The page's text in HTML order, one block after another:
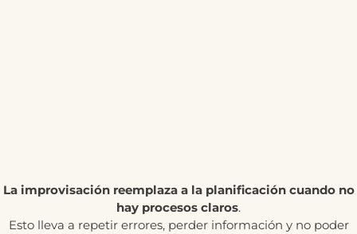
La improvisación reemplaza a la planificación cuando no
hay procesos claros.
Esto lleva a repetir errores, perder información y no poder